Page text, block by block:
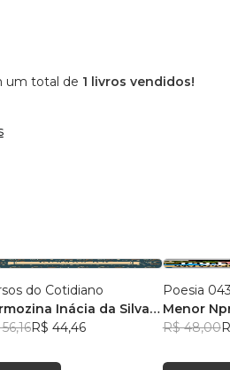
um total de 1 livros vendidos!
do Cotidiano
Inácia da Silva
R$ 44,46
Poesia 043
Menor
R$ 48,00